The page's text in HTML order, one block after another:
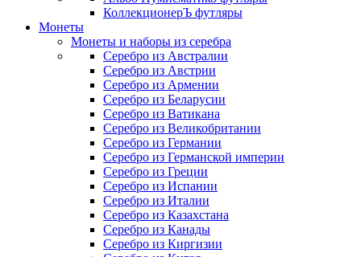
КоллекционерЪ футляры
Монеты
Монеты и наборы из серебра
Серебро из Австралии
Серебро из Австрии
Серебро из Армении
Серебро из Беларусии
Серебро из Ватикана
Серебро из Великобритании
Серебро из Германии
Серебро из Германской империи
Серебро из Греции
Серебро из Испании
Серебро из Италии
Серебро из Казахстана
Серебро из Канады
Серебро из Киргизии